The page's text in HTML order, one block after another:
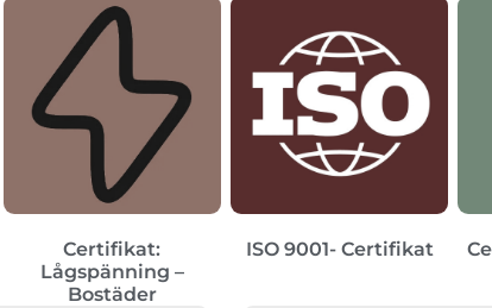
Certifikat:
Lågspänning –
Bostäder
ISO 9001- Certifikat